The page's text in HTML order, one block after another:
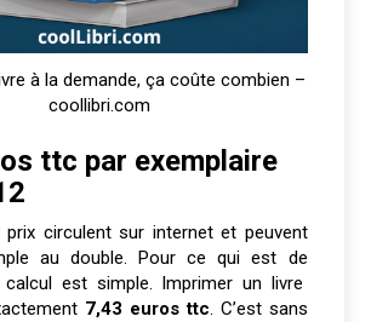
à la demande, ça coûte combien –
coollibri.com
ttc par exemplaire
prix circulent sur internet et peuvent
au double. Pour ce qui est de
est simple. Imprimer un livre
7,43 euros ttc. C’est sans